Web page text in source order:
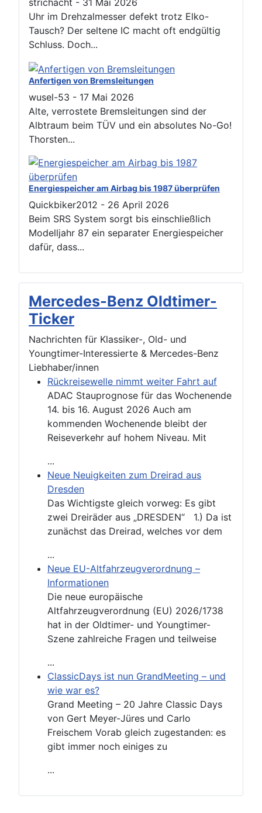
Uhr im Drehzalmesser defekt trotz Elko-
Tausch? Der seltene IC macht oft endgültig
Schluss. Doch...
Anfertigen von Bremsleitungen
wusel-53 - 17 Mai 2026
Alte, verrostete Bremsleitungen sind der
Albtraum beim TÜV und ein absolutes No-Go!
Thorsten...
Energiespeicher am Airbag bis 1987 überprüfen
Quickbiker2012 - 26 April 2026
Beim SRS System sorgt bis einschließlich
Modelljahr 87 ein separater Energiespeicher
dafür, dass...
Mercedes-Benz Oldtimer-
Ticker
Nachrichten für Klassiker-, Old- und
Youngtimer-Interessierte & Mercedes-Benz
Liebhaber/innen
Rückreisewelle nimmt weiter Fahrt auf
ADAC Stauprognose für das Wochenende
14. bis 16. August 2026 Auch am
kommenden Wochenende bleibt der
Reiseverkehr auf hohem Niveau. Mit
...
Neue Neuigkeiten zum Dreirad aus
Dresden
Das Wichtigste gleich vorweg: Es gibt
zwei Dreiräder aus „DRESDEN“ 1.) Da ist
zunächst das Dreirad, welches vor dem
...
Neue EU-Altfahrzeugverordnung –
Informationen
Die neue europäische
Altfahrzeugverordnung (EU) 2026/1738
hat in der Oldtimer- und Youngtimer-
Szene zahlreiche Fragen und teilweise
...
ClassicDays ist nun GrandMeeting – und
wie war es?
Grand Meeting – 20 Jahre Classic Days
von Gert Meyer-Jüres und Carlo
Freischem Vorab gleich zugestanden: es
gibt immer noch einiges zu
...